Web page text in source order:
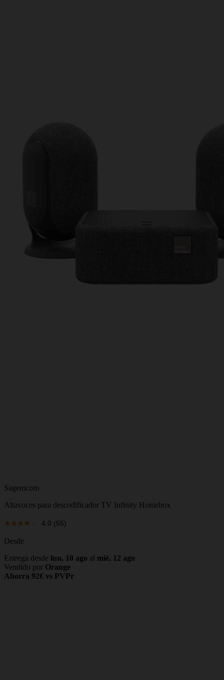
Sagemcom
Altavoces para descodificador TV Infinity Homebox
4.0 (55)
Desde
Entrega desde lun, 10 ago al mié, 12 ago
Vendido por Orange
Ahorra 92€ vs PVPr